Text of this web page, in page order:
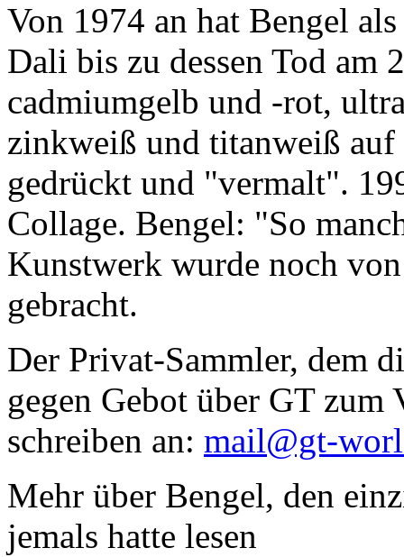
Von 1974 an hat Bengel
Dali bis zu dessen Tod am
cadmiumgelb und -rot,
zinkweiß und titanweiß
gedrückt und "vermalt".
Collage. Bengel: "So
Kunstwerk wurde noch
gebracht.
Der Privat-Sammler, dem
gegen Gebot über GT zum
schreiben an: mail@gt-
Mehr über Bengel, den
jemals hatte lesen